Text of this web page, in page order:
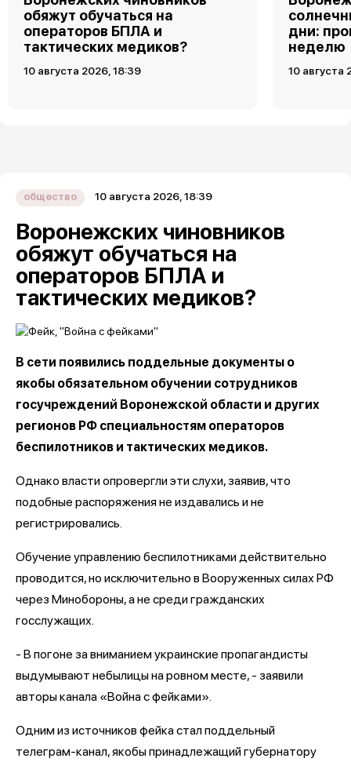
обяжут обучаться на
операторов БПЛА и
тактических медиков?
10 августа 2026, 18:39
дни:
неделю
10 августа
общество 10 августа 2026, 18:39
Воронежских чиновников
обяжут обучаться на
операторов БПЛА и
тактических медиков?
В сети появились поддельные документы о
якобы обязательном обучении сотрудников
госучреждений Воронежской области и других
регионов РФ специальностям операторов
беспилотников и тактических медиков.
Однако власти опровергли эти слухи, заявив, что
подобные распоряжения не издавались и не
регистрировались.
Обучение управлению беспилотниками действительно
проводится, но исключительно в Вооруженных силах РФ
через Минобороны, а не среди гражданских
госслужащих.
- В погоне за вниманием украинские пропагандисты
выдумывают небылицы на ровном месте, - заявили
авторы канала «Война с фейками».
Одним из источников фейка стал поддельный
телеграм-канал, якобы принадлежащий губернатору